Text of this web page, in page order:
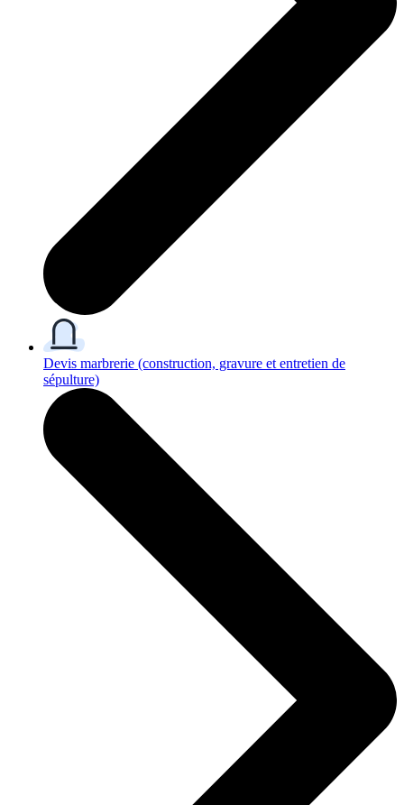
Devis marbrerie (construction, gravure et entretien de
sépulture)